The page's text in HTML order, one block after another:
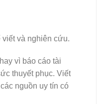
và nghiên cứu.
vì báo cáo tài
thuyết phục. Viết
nguồn uy tín có